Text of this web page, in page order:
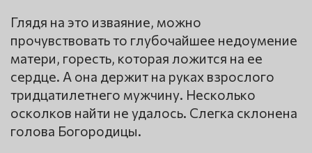
Глядя на это изваяние, можно
прочувствовать то глубочайшее недоумение
матери, горесть, которая ложится на ее
сердце. А она держит на руках взрослого
тридцатилетнего мужчину. Несколько
осколков найти не удалось. Слегка склонена
голова Богородицы.